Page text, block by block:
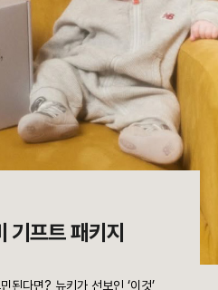
기프트 패키지
된다면? 뉴키가 선보인 ‘이것’